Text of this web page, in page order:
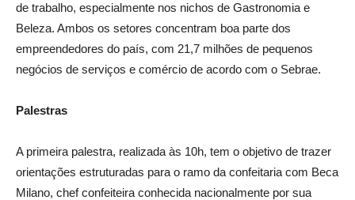
de trabalho, especialmente nos nichos de Gastronomia e
Beleza. Ambos os setores concentram boa parte dos
empreendedores do país, com 21,7 milhões de pequenos
negócios de serviços e comércio de acordo com o Sebrae.
Palestras
A primeira palestra, realizada às 10h, tem o objetivo de trazer
orientações estruturadas para o ramo da confeitaria com Beca
Milano, chef confeiteira conhecida nacionalmente por sua